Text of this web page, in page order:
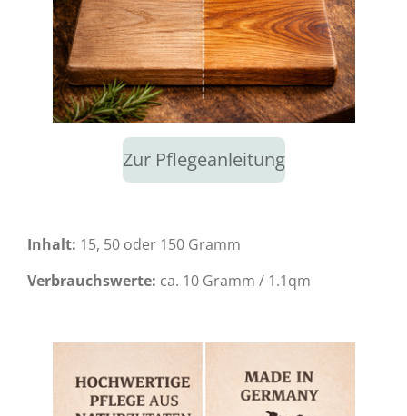
Zur Pflegeanleitung
Inhalt: 15, 50 oder 150 Gramm
Verbrauchswerte: ca. 10 Gramm / 1.1qm